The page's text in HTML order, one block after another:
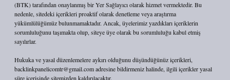
(BTK) tarafından onaylanmış bir Yer Sağlayıcı olarak hizmet vermektedir. Bu
nedenle, sitedeki içerikleri proaktif olarak denetleme veya araştırma
yükümlülüğümüz bulunmamaktadır. Ancak, üyelerimiz yazdıkları içeriklerin
sorumluluğunu taşımakta olup, siteye üye olarak bu sorumluluğu kabul etmiş
sayılırlar.
Hukuka ve yasal düzenlemelere aykırı olduğunu düşündüğünüz içerikleri,
backlinkpanelicomtr@gmail.comadresine bildirmeniz halinde, ilgili içerikler yasal
süre içerisinde sitemizden kaldırılacaktır.